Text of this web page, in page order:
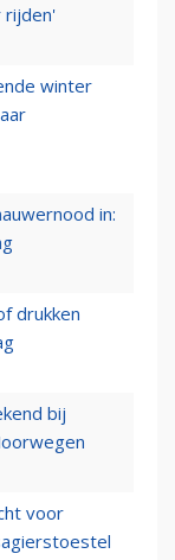
rijden'
winter
in:
drukken
bij
voor